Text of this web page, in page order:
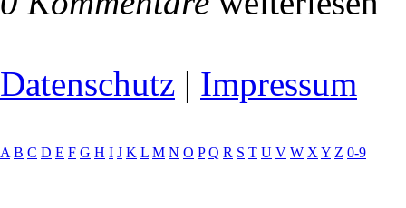
Datenschutz | Impressum
A B C D E F G H I J K L M N O P Q R S T U V W X Y Z 0-9